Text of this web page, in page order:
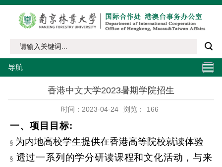
导航
香港中文大学2023暑期学院招生
时间：2023-04-24 浏览： 166
一、项目目标:
§ 为内地高校学生提供在香港高等院校就读体验
§ 透过一系列的学分研读课程和文化活动，与来